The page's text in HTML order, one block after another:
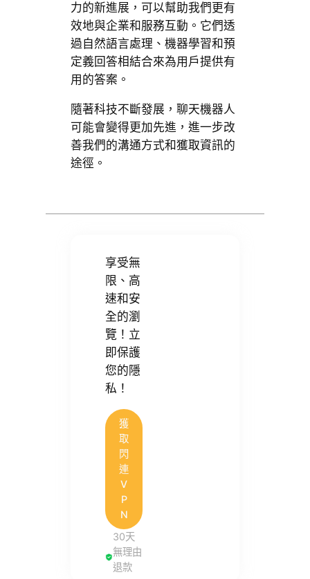
力的新進展，可以幫助我們更有
效地與企業和服務互動。它們透
過自然語言處理、機器學習和預
定義回答相結合來為用戶提供有
用的答案。
隨著科技不斷發展，聊天機器人
可能會變得更加先進，進一步改
善我們的溝通方式和獲取資訊的
途徑。
享受無
限、高
速和安
全的瀏
覽！立
即保護
您的隱
私！
獲
取
閃
連
V
P
N
30天
無理由
退款